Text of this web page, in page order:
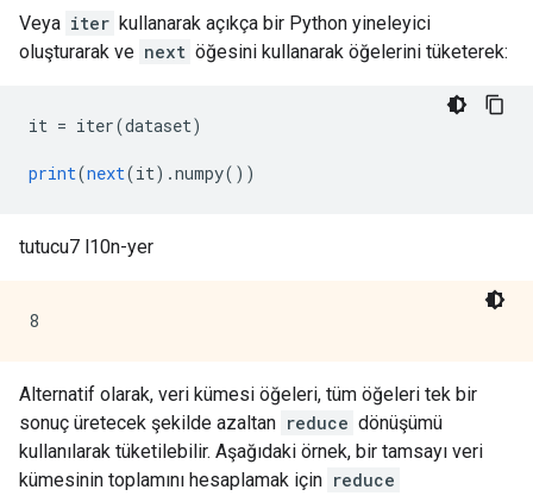
Veya iter kullanarak açıkça bir Python yineleyici
oluşturarak ve next öğesini kullanarak öğelerini tüketerek:
it = iter(dataset)
print(next(it).numpy())
tutucu7 l10n-yer
Alternatif olarak, veri kümesi öğeleri, tüm öğeleri tek bir
sonuç üretecek şekilde azaltan reduce dönüşümü
kullanılarak tüketilebilir. Aşağıdaki örnek, bir tamsayı veri
kümesinin toplamını hesaplamak için reduce